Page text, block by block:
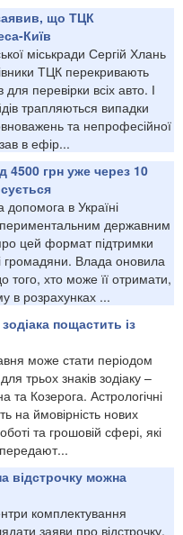
що ТЦК
Київ
міськради Сергій Хлань
ТЦК перекривають
перевірки всіх авто. І
трапляються випадки
та непрофесійної
в ефір...
4500 грн уже через 10
допомога в Україні
державним
цей формат підтримки
громадяни. Влада оновила
того, хто може її отримати,
в розрахунках ...
пощастить із
може стати періодом
трьох знаків зодіаку –
та Козерога. Астрологічні
на ймовірність нових
та грошовій сфері, які
відстрочку можна
комплектування
заяви про відстрочку,